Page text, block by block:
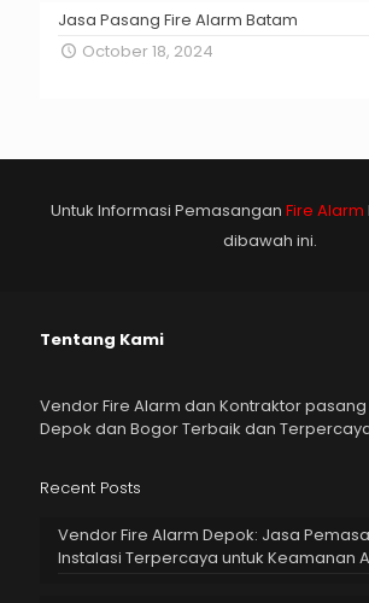
Jasa Pasang Fire Alarm Batam
October 18, 2024
Untuk Informasi Pemasangan Fire Alarm
dibawah ini.
Tentang Kami
Vendor Fire Alarm dan Kontraktor pasang
Depok dan Bogor Terbaik dan
Recent Posts
Vendor Fire Alarm Depok: Jasa
Instalasi Terpercaya untuk Keamanan